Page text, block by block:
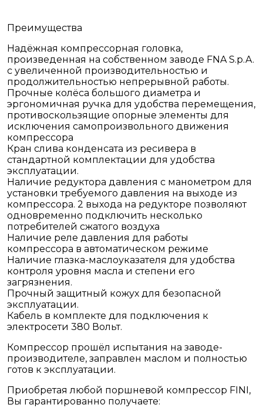
Преимущества
Надёжная компрессорная головка,
произведенная на собственном заводе FNA S.p.A.
с увеличенной производительностью и
продолжительностью непрерывной работы.
Прочные колёса большого диаметра и
эргономичная ручка для удобства перемещения,
противоскользящие опорные элементы для
исключения самопроизвольного движения
компрессора
Кран слива конденсата из ресивера в
стандартной комплектации для удобства
эксплуатации.
Наличие редуктора давления с манометром для
установки требуемого давления на выходе из
компрессора. 2 выхода на редукторе позволяют
одновременно подключить несколько
потребителей сжатого воздуха
Наличие реле давления для работы
компрессора в автоматическом режиме
Наличие глазка-маслоуказателя для удобства
контроля уровня масла и степени его
загрязнения.
Прочный защитный кожух для безопасной
эксплуатации.
Кабель в комплекте для подключения к
электросети 380 Вольт.
Компрессор прошёл испытания на заводе-
производителе, заправлен маслом и полностью
готов к эксплуатации.
Приобретая любой поршневой компрессор FINI,
Вы гарантированно получаете: